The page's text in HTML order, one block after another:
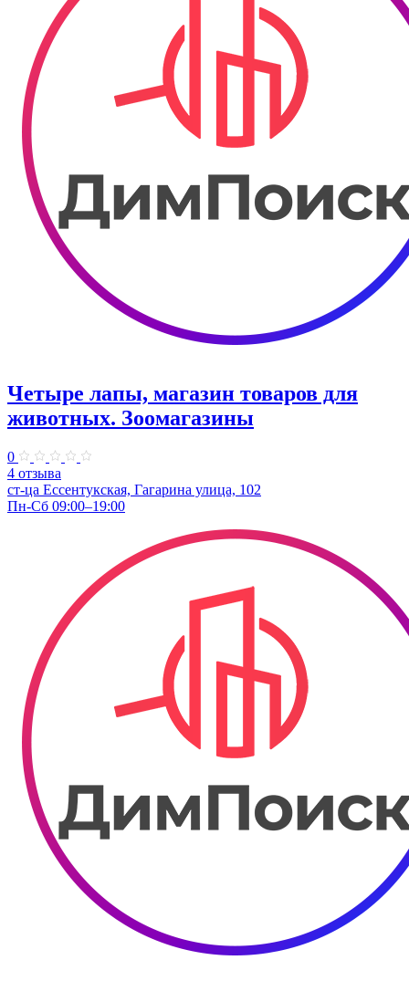
Четыре лапы, магазин товаров для
животных. Зоомагазины
0
4 отзыва
ст-ца Ессентукская, Гагарина улица, 102
Пн-Сб 09:00–19:00